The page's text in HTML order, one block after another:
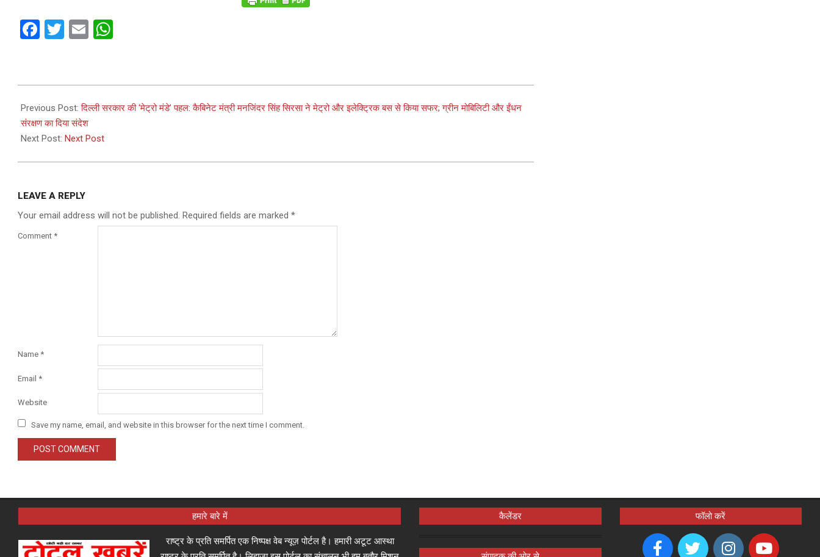
Facebook
Twitter
Email
05-
19
Previous Post:दिल्ली सरकार की ‘मेट्रो मंडे’ पहल: कैबिनेट मंत्री मनजिंदर सिंह सिरसा ने मेट्रो और इलेक्ट्रिक बस से किया सफर; ग्रीन मोबिलिटी और ईंधन
संरक्षण का दिया संदेश
Next Post: Next Post
LEAVE A REPLY
Your email address will not be published. Required fields are marked *
Comment *
Name *
Email *
Website
Save my name, email, and website in this browser for the next time I comment.
हमारे बारे में
राष्ट्र के प्रति समर्पित एक निष्पक्ष वेब न्यूज़ पोर्टल है। हमारी अटूट आस्था
कैलेंडर फॉलो करें